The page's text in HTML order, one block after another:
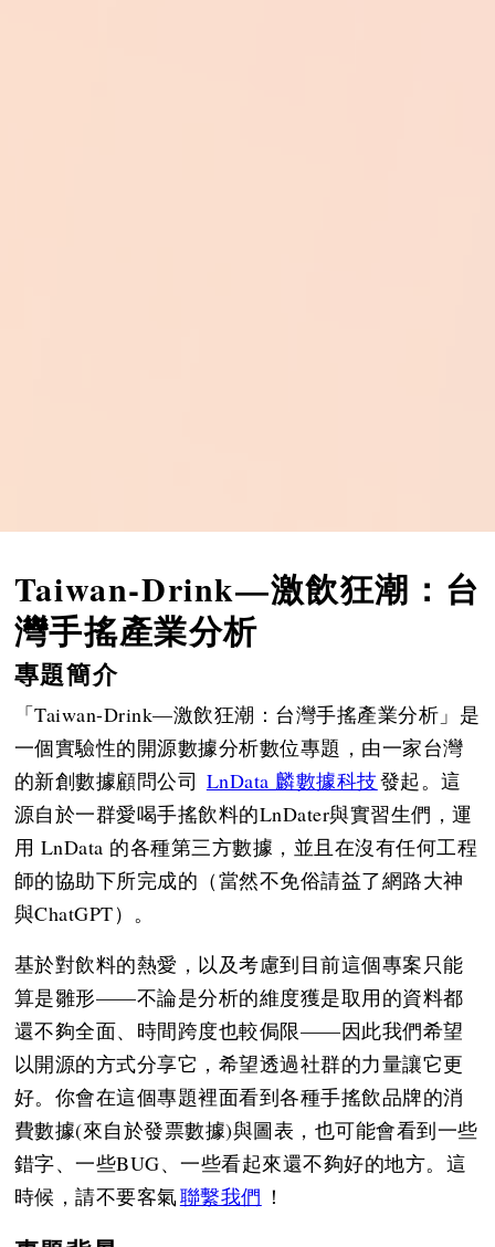
Taiwan-Drink—激飲狂潮：台
灣手搖產業分析
專題簡介
「Taiwan-Drink—激飲狂潮：台灣手搖產業分析」是
一個實驗性的開源數據分析數位專題，由一家台灣
的新創數據顧問公司 LnData 麟數據科技發起。這
源自於一群愛喝手搖飲料的LnDater與實習生們，運
用 LnData 的各種第三方數據，並且在沒有任何工程
師的協助下所完成的（當然不免俗請益了網路大神
與ChatGPT）。
基於對飲料的熱愛，以及考慮到目前這個專案只能
算是雛形——不論是分析的維度獲是取用的資料都
還不夠全面、時間跨度也較侷限——因此我們希望
以開源的方式分享它，希望透過社群的力量讓它更
好。你會在這個專題裡面看到各種手搖飲品牌的消
費數據(來自於發票數據)與圖表，也可能會看到一些
錯字、一些BUG、一些看起來還不夠好的地方。這
時候，請不要客氣聯繫我們 ！